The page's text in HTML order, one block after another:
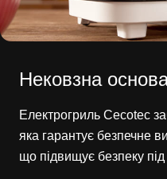
Нековзна
Електрогриль Cecotec
яка гарантує безпечне
що підвищує безпеку